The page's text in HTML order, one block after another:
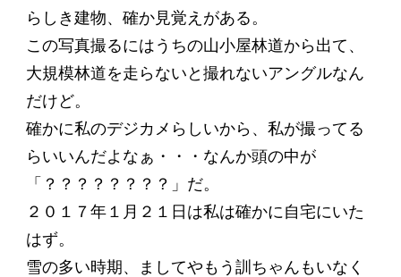
らしき建物、確か見覚えがある。
この写真撮るにはうちの山小屋林道から出て、
大規模林道を走らないと撮れないアングルなん
だけど。
確かに私のデジカメらしいから、私が撮ってる
らいいんだよなぁ・・・なんか頭の中が
「？？？？？？？？」だ。
２０１７年１月２１日は私は確かに自宅にいた
はず。
雪の多い時期、ましてやもう訓ちゃんもいなく